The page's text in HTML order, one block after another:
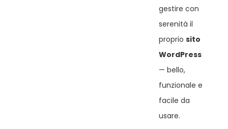
gestire con
serenità il
proprio sito
WordPress
— bello,
funzionale e
facile da
usare.